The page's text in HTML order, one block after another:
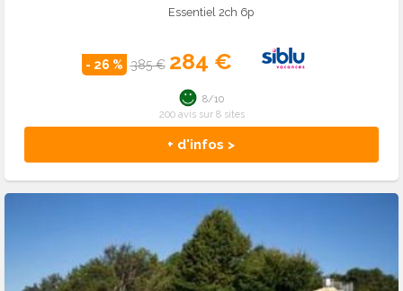
Essentiel 2ch 6p
- 26 % 385 € 284 €
+ d'infos >
8/10
200 avis sur 8 sites